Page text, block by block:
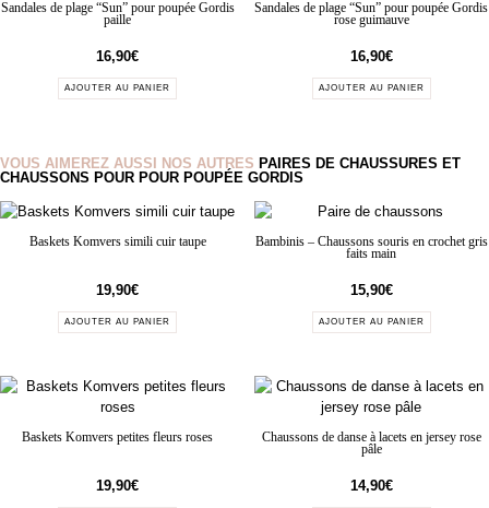
Sandales de plage “Sun” pour poupée Gordis
paille
16,90€
AJOUTER AU PANIER
Sandales de plage “Sun” pour poupée Gordis
rose guimauve
16,90€
AJOUTER AU PANIER
VOUS AIMEREZ AUSSI NOS AUTRES PAIRES DE CHAUSSURES ET
CHAUSSONS POUR POUR POUPÉE GORDIS
Baskets Komvers simili cuir taupe
19,90€
AJOUTER AU PANIER
Bambinis – Chaussons souris en crochet gris
faits main
15,90€
AJOUTER AU PANIER
Baskets Komvers petites fleurs roses
19,90€
Chaussons de danse à lacets en jersey rose
pâle
14,90€